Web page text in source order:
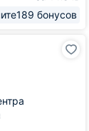
189 бонусов